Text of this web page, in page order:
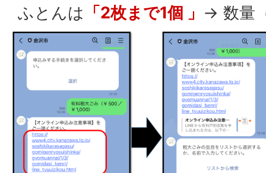
ふとんは 「2枚まで1個 」 → 数量